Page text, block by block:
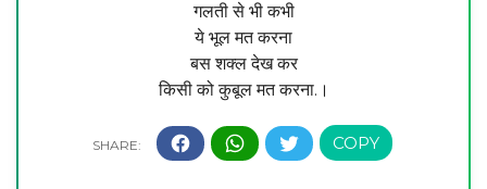
गलती से भी कभी
ये भूल मत करना
बस शक्ल देख कर
किसी को कुबूल मत करना.।